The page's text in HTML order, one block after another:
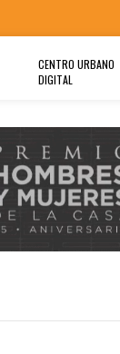
CENTRO URBANO
DIGITAL